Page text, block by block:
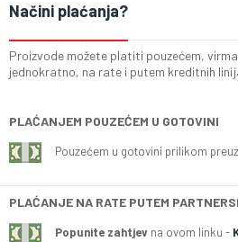
Načini plaćanja?
Proizvode možete platiti pouzećem,
jednokratno, na rate i putem kreditnih
PLAĆANJEM POUZEĆEM U GOTOVINI
Pouzećem u gotovini prilikom
PLAĆANJE NA RATE PUTEM
Popunite zahtjev na ovom linku -